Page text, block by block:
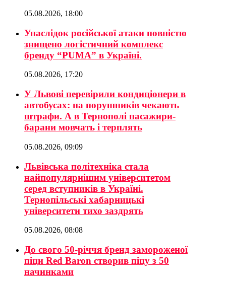
05.08.2026, 18:00
Унаслідок російської атаки повністю
знищено логістичний комплекс
бренду “PUMA” в Україні.
05.08.2026, 17:20
У Львові перевірили кондиціонери в
автобусах: на порушників чекають
штрафи. А в Тернополі пасажири-
барани мовчать і терплять
05.08.2026, 09:09
Львівська політехніка стала
найпопулярнішим університетом
серед вступників в Україні.
Тернопільські хабарницькі
університети тихо заздрять
05.08.2026, 08:08
До свого 50-річчя бренд замороженої
піци Red Baron створив піцу з 50
начинками